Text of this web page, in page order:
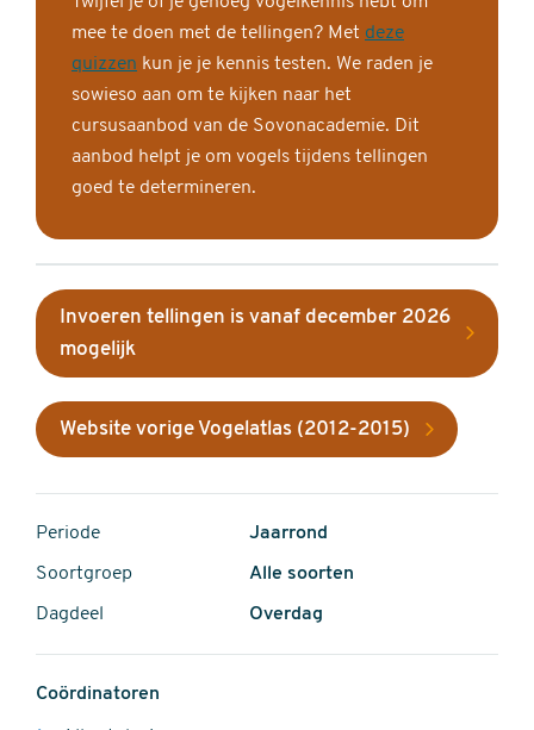
mee te doen met de tellingen? Met deze
quizzen kun je je kennis testen. We raden je
sowieso aan om te kijken naar het
cursusaanbod van de Sovonacademie. Dit
aanbod helpt je om vogels tijdens tellingen
goed te determineren.
Invoeren tellingen is vanaf december 2026
mogelijk
Website vorige Vogelatlas (2012-2015)
Periode Jaarrond
Soortgroep Alle soorten
Dagdeel Overdag
Coördinatoren